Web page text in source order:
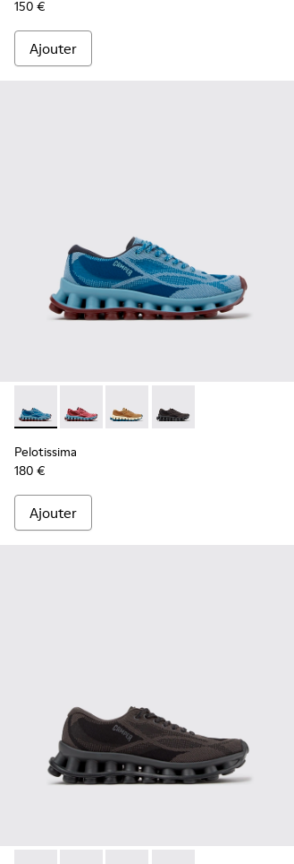
150 €
Ajouter
Pelotissima - K201922-011 - Baskets
Pelotissima - K201922-010 -
Pelotissima - K201922-007
Pelotissima -
Pelotissima
180 €
Ajouter